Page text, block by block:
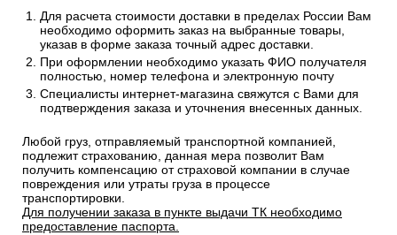
Для расчета стоимости доставки в пределах России Вам
необходимо оформить заказ на выбранные товары,
указав в форме заказа точный адрес доставки.
При оформлении необходимо указать ФИО получателя
полностью, номер телефона и электронную почту
Специалисты интернет-магазина свяжутся с Вами для
подтверждения заказа и уточнения внесенных данных.
Любой груз, отправляемый транспортной компанией,
подлежит страхованию, данная мера позволит Вам
получить компенсацию от страховой компании в случае
повреждения или утраты груза в процессе
транспортировки.
Для получении заказа в пункте выдачи ТК необходимо
предоставление паспорта.